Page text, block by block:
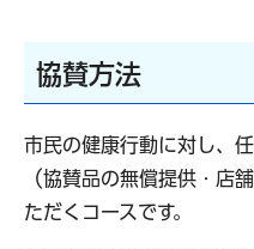
協賛方法
市民の健康行動に対し、
（協賛品の無償提供・店
ただくコースです。